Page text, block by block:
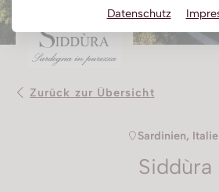
Datenschutz
Zurück zur Übersicht
Sardinien,
Siddùra
Likörweine
Obstbrand
Brandy | Weinbrand